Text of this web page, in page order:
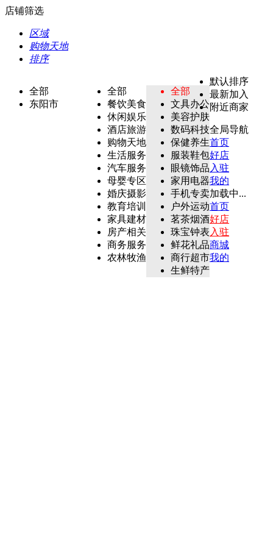
店铺筛选
区域
购物天地
排序
全部
东阳市
全部
餐饮美食
休闲娱乐
酒店旅游
购物天地
生活服务
汽车服务
母婴专区
婚庆摄影
教育培训
家具建材
房产相关
商务服务
农林牧渔
全部
文具办公
美容护肤
数码科技
保健养生
服装鞋包
眼镜饰品
家用电器
手机专卖
户外运动
茗茶烟酒
珠宝钟表
鲜花礼品
商行超市
生鲜特产
默认排序
最新加入
附近商家
全局导航
首页
好店
入驻
我的
加载中...
首页
好店
入驻
商城
我的